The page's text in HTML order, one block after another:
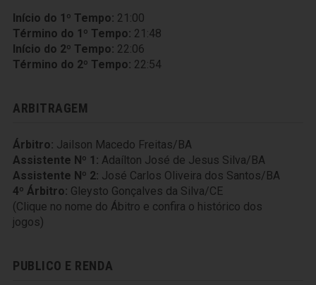
Início do 1º Tempo: 21:00
Término do 1º Tempo: 21:48
Início do 2º Tempo: 22:06
Término do 2º Tempo: 22:54
ARBITRAGEM
Árbitro: Jailson Macedo Freitas/BA
Assistente Nº 1: Adaílton José de Jesus Silva/BA
Assistente Nº 2: José Carlos Oliveira dos Santos/BA
4º Árbitro: Gleysto Gonçalves da Silva/CE
(Clique no nome do Ábitro e confira o histórico dos
jogos)
PUBLICO E RENDA